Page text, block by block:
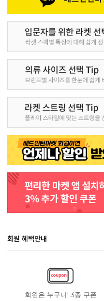
회원 혜택안내
회원은 누구나! 3종 쿠폰